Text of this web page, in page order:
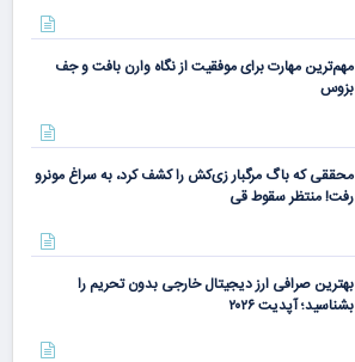
مهم‌ترین مهارت برای موفقیت از نگاه وارن بافت و جف
بزوس
محققی که باگ مرگبار زی‌کش را کشف کرد، به سراغ مونرو
رفت! منتظر سقوط قی
بهترین صرافی ارز دیجیتال خارجی بدون تحریم را
بشناسید؛ آپدیت ۲۰۲۶